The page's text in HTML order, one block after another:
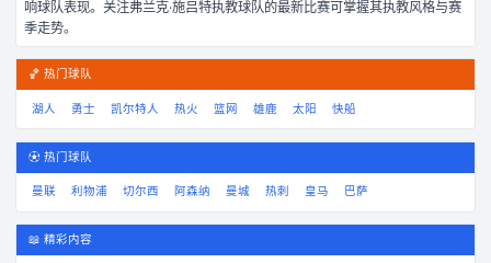
响球队表现。关注弗兰克·施吕特执教球队的最新比赛可掌握其执教风格与赛
季走势。
🏀 热门球队
湖人 勇士 凯尔特人 热火 篮网 雄鹿 太阳 快船
⚽ 热门球队
曼联 利物浦 切尔西 阿森纳 曼城 热刺 皇马 巴萨
📖 精彩内容